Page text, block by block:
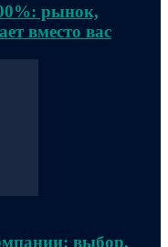
рынок,
вместо вас
выбор,